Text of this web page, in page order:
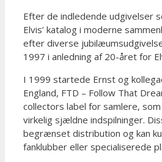
Efter de indledende udgivelser
Elvis’ katalog i moderne
efter diverse
1997 i anledning af 20-året for
I 1999 startede Ernst og
England, FTD – Follow That
collectors label for samlere,
virkelig sjældne indspilninger.
begrænset distribution og kan
fanklubber eller specialiserede